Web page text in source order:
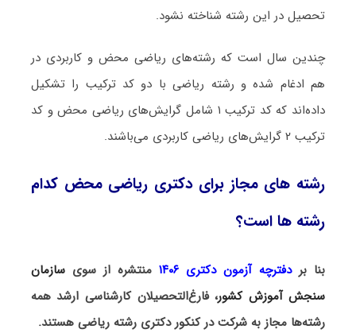
تحصیل در این رشته شناخته نشود.
چندین سال است که رشته‌های ریاضی محض و کاربردی در
هم ادغام شده و رشته ریاضی با دو کد ترکیب را تشکیل
داده‌اند که کد ترکیب ۱ شامل گرایش‌های ریاضی محض و کد
ترکیب ۲ گرایش‌های ریاضی کاربردی می‌باشند.
رشته های مجاز برای دکتری ریاضی محض کدام
رشته ها است؟
بنا بردفترچه آزمون دکتری ۱۴۰۶ منتشره از سویسازمان
سنجش آموزش کشور، فارغ‌التحصیلان کارشناسی ارشد همه
رشته‌ها مجاز به شرکت در کنکور دکتری رشته ریاضی هستند.